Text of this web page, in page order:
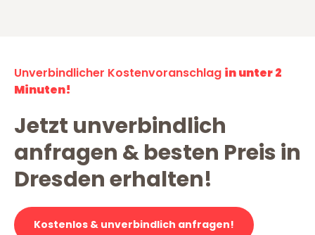
Unverbindlicher Kostenvoranschlag in unter 2
Minuten!
Jetzt unverbindlich
anfragen & besten Preis in
Dresden erhalten!
Kostenlos & unverbindlich anfragen!